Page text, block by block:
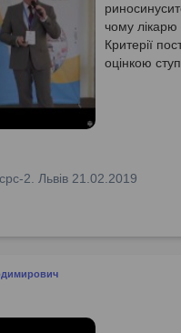
чому лікарю
Критерії
оцінкою
2. Львів 21.02.2019